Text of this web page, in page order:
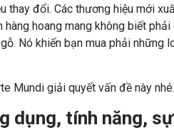
thay đổi. Các thương hiệu mới
hàng hoang mang không biết
Nó khiến bạn mua phải những
Mundi giải quyết vấn đề này nhé.
dụng, tính năng,